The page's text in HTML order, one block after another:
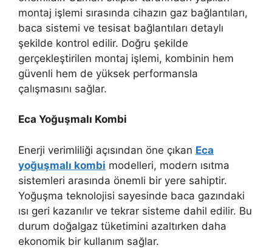
montaj işlemi sırasında cihazın gaz bağlantıları,
baca sistemi ve tesisat bağlantıları detaylı
şekilde kontrol edilir. Doğru şekilde
gerçekleştirilen montaj işlemi, kombinin hem
güvenli hem de yüksek performansla
çalışmasını sağlar.
Eca Yoğuşmalı Kombi
Enerji verimliliği açısından öne çıkan Eca
yoğuşmalı kombi modelleri, modern ısıtma
sistemleri arasında önemli bir yere sahiptir.
Yoğuşma teknolojisi sayesinde baca gazındaki
ısı geri kazanılır ve tekrar sisteme dahil edilir. Bu
durum doğalgaz tüketimini azaltırken daha
ekonomik bir kullanım sağlar.